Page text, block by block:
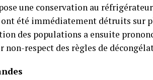
une conservation au
été immédiatement détruits sur
des populations a ensuite
respect des règles de